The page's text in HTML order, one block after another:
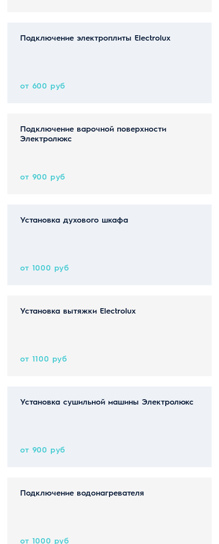
Подключение электроплиты Electrolux
от 600 руб
Подключение варочной поверхности
Электролюкс
от 900 руб
Установка духового шкафа
от 1000 руб
Установка вытяжки Electrolux
от 1100 руб
Установка сушильной машины Электролюкс
от 900 руб
Подключение водонагревателя
от 1000 руб